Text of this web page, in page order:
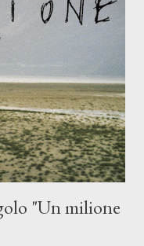
la separazione dalla
afoso che opprime,
so che ora è, che giorno
come singolo una
"Un milione